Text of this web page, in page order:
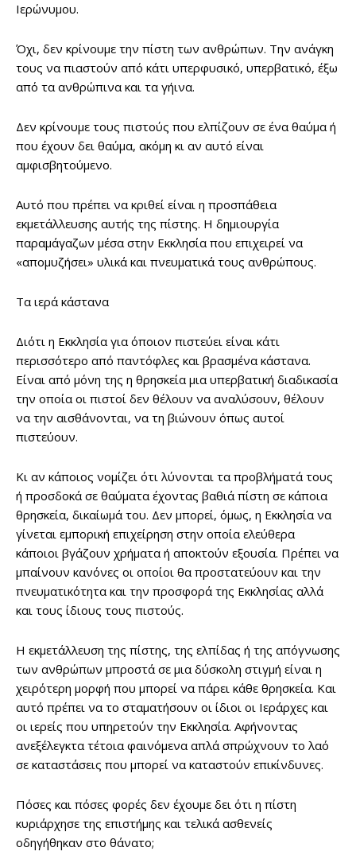
Ιερώνυμου.
Όχι, δεν κρίνουμε την πίστη των ανθρώπων. Την ανάγκη
τους να πιαστούν από κάτι υπερφυσικό, υπερβατικό, έξω
από τα ανθρώπινα και τα γήινα.
Δεν κρίνουμε τους πιστούς που ελπίζουν σε ένα θαύμα ή
που έχουν δει θαύμα, ακόμη κι αν αυτό είναι
αμφισβητούμενο.
Αυτό που πρέπει να κριθεί είναι η προσπάθεια
εκμετάλλευσης αυτής της πίστης. Η δημιουργία
παραμάγαζων μέσα στην Εκκλησία που επιχειρεί να
«απομυζήσει» υλικά και πνευματικά τους ανθρώπους.
Τα ιερά κάστανα
Διότι η Εκκλησία για όποιον πιστεύει είναι κάτι
περισσότερο από παντόφλες και βρασμένα κάστανα.
Είναι από μόνη της η θρησκεία μια υπερβατική διαδικασία
την οποία οι πιστοί δεν θέλουν να αναλύσουν, θέλουν
να την αισθάνονται, να τη βιώνουν όπως αυτοί
πιστεύουν.
Κι αν κάποιος νομίζει ότι λύνονται τα προβλήματά τους
ή προσδοκά σε θαύματα έχοντας βαθιά πίστη σε κάποια
θρησκεία, δικαίωμά του. Δεν μπορεί, όμως, η Εκκλησία να
γίνεται εμπορική επιχείρηση στην οποία ελεύθερα
κάποιοι βγάζουν χρήματα ή αποκτούν εξουσία. Πρέπει να
μπαίνουν κανόνες οι οποίοι θα προστατεύουν και την
πνευματικότητα και την προσφορά της Εκκλησίας αλλά
και τους ίδιους τους πιστούς.
Η εκμετάλλευση της πίστης, της ελπίδας ή της απόγνωσης
των ανθρώπων μπροστά σε μια δύσκολη στιγμή είναι η
χειρότερη μορφή που μπορεί να πάρει κάθε θρησκεία. Και
αυτό πρέπει να το σταματήσουν οι ίδιοι οι Ιεράρχες και
οι ιερείς που υπηρετούν την Εκκλησία. Αφήνοντας
ανεξέλεγκτα τέτοια φαινόμενα απλά σπρώχνουν το λαό
σε καταστάσεις που μπορεί να καταστούν επικίνδυνες.
Πόσες και πόσες φορές δεν έχουμε δει ότι η πίστη
κυριάρχησε της επιστήμης και τελικά ασθενείς
οδηγήθηκαν στο θάνατο;